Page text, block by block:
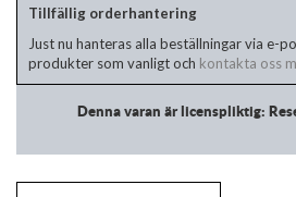
Tillfällig orderhantering
Just nu hanteras alla beställningar via e-
produkter som vanligt och kontakta oss
Denna varan är licenspliktig: